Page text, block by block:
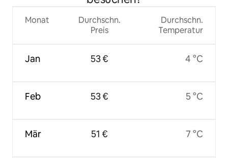
Monat
Jan
Feb
Mär
Durchschn.
Preis
53 €
53 €
51 €
Durchschn.
Temperatur
4 °C
5 °C
7 °C